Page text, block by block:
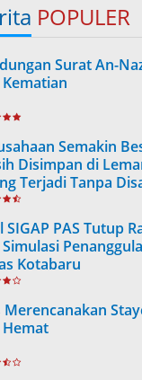
POPULER
Surat An-
Semakin
Disimpan di
Terjadi Tanpa
SIGAP PAS Tutup
Kotabaru
Merencanakan